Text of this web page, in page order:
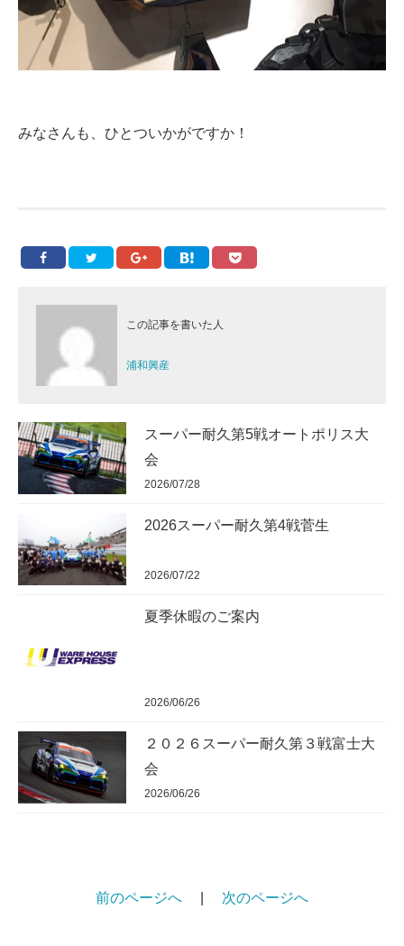
みなさんも、ひとついかがですか！
この記事を書いた人
浦和興産
スーパー耐久第5戦オートポリス大
会
2026/07/28
2026スーパー耐久第4戦菅生
2026/07/22
夏季休暇のご案内
2026/06/26
２０２６スーパー耐久第３戦富士大
会
2026/06/26
前のページへ 次のページへ